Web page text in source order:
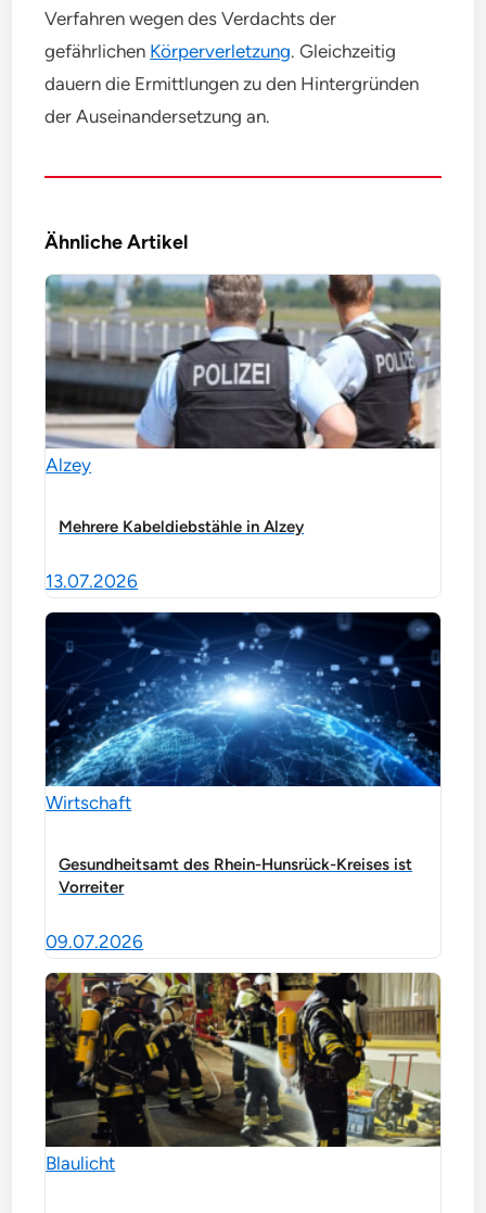
Verfahren wegen des Verdachts der
gefährlichen Körperverletzung. Gleichzeitig
dauern die Ermittlungen zu den Hintergründen
der Auseinandersetzung an.
Ähnliche Artikel
Alzey
Mehrere Kabeldiebstähle in Alzey
13.07.2026
Wirtschaft
Gesundheitsamt des Rhein-Hunsrück-Kreises ist
Vorreiter
09.07.2026
Blaulicht